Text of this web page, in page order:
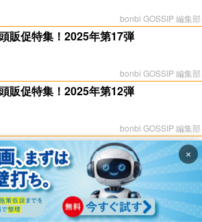
bonbi GOSSIP 編集部
販促特集！2025年第17弾
bonbi GOSSIP 編集部
販促特集！2025年第12弾
bonbi GOSSIP 編集部
販促特集！2025年第２弾
bonbi GOSSIP 編集部
販促特集！2025年第28弾
×